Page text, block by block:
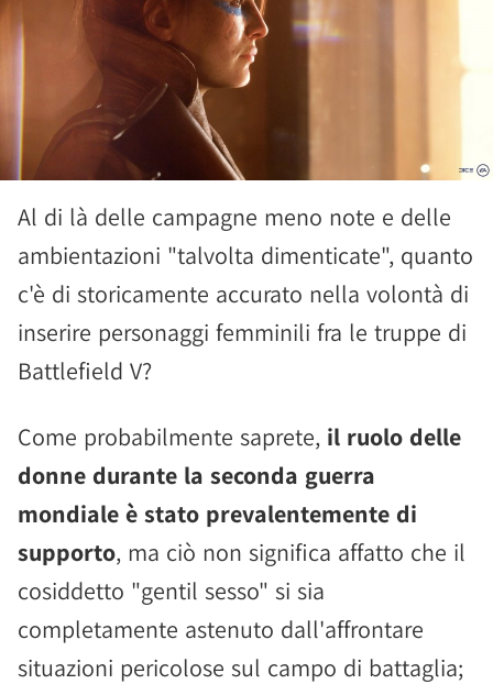
Al di là delle campagne meno note e delle
ambientazioni "talvolta dimenticate", quanto
c'è di storicamente accurato nella volontà di
inserire personaggi femminili fra le truppe di
Battlefield V?
Come probabilmente saprete, il ruolo delle
donne durante la seconda guerra
mondiale è stato prevalentemente di
supporto, ma ciò non significa affatto che il
cosiddetto "gentil sesso" si sia
completamente astenuto dall'affrontare
situazioni pericolose sul campo di battaglia;